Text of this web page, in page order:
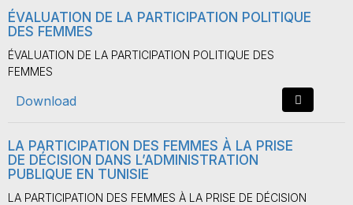
ÉVALUATION DE LA PARTICIPATION POLITIQUE
DES FEMMES
ÉVALUATION DE LA PARTICIPATION POLITIQUE DES
FEMMES
Download
LA PARTICIPATION DES FEMMES À LA PRISE
DE DÉCISION DANS L’ADMINISTRATION
PUBLIQUE EN TUNISIE
LA PARTICIPATION DES FEMMES À LA PRISE DE DÉCISION